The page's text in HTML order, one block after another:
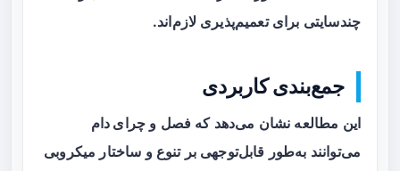
چندسایتی برای تعمیم‌پذیری لازم‌اند.
جمع‌بندی کاربردی
این مطالعه نشان می‌دهد که فصل و چرای دام
می‌توانند به‌طور قابل‌توجهی بر تنوع و ساختار میکروبی